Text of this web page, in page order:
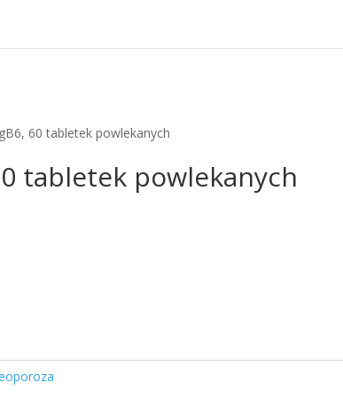
60 tabletek powlekanych
tabletek powlekanych